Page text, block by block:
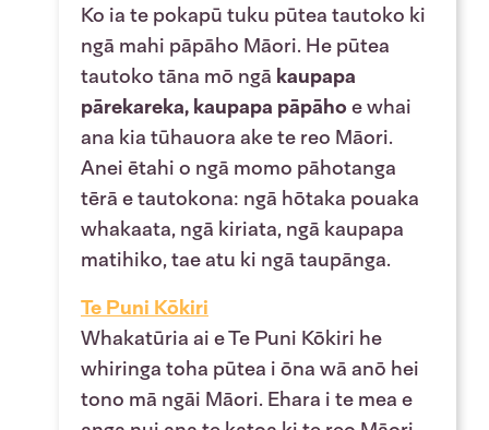
Ko ia te pokapū tuku pūtea tautoko ki
ngā mahi pāpāho Māori. He pūtea
tautoko tāna mō ngā kaupapa
pārekareka, kaupapa pāpāhoe whai
ana kia tūhauora ake te reo Māori.
Anei ētahi o ngā momo pāhotanga
tērā e tautokona: ngā hōtaka pouaka
whakaata, ngā kiriata, ngā kaupapa
matihiko, tae atu ki ngā taupānga.
Te Puni Kōkiri
Whakatūria ai e Te Puni Kōkiri he
whiringa toha pūtea i ōna wā anō hei
tono mā ngāi Māori. Ehara i te mea e